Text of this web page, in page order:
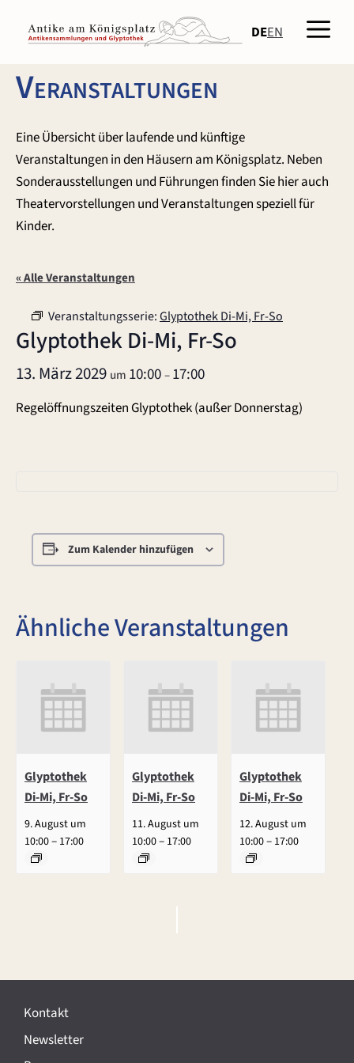
Inhalt
springen
DEEN
Veranstaltungen
Eine Übersicht über laufende und künftige
Veranstaltungen in den Häusern am Königsplatz. Neben
Sonderausstellungen und Führungen finden Sie hier auch
Theatervorstellungen und Veranstaltungen speziell für
Kinder.
« Alle Veranstaltungen
Veranstaltungsserie:Glyptothek Di-Mi, Fr-So
Glyptothek Di-Mi, Fr-So
13. März 2029 um 10:00–17:00
Regelöffnungszeiten Glyptothek (außer Donnerstag)
Zum Kalender hinzufügen
Ähnliche Veranstaltungen
Glyptothek
Di-Mi, Fr-So
9. August um
10:00– 17:00
Glyptothek
Di-Mi, Fr-So
11. August um
10:00– 17:00
Glyptothek
Di-Mi, Fr-So
12. August um
10:00– 17:00
e
a
n
Kontakt
Newsletter